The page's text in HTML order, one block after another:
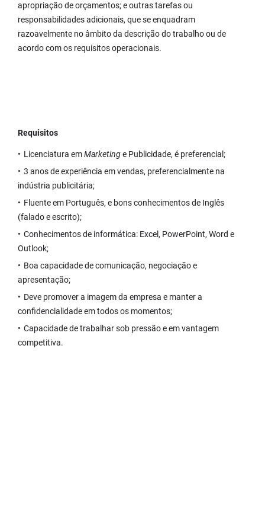
apropriação de orçamentos; e outras tarefas ou
responsabilidades adicionais, que se enquadram
razoavelmente no âmbito da descrição do trabalho ou de
acordo com os requisitos operacionais.
Requisitos
Licenciatura emMarketinge Publicidade, é preferencial;
3 anos de experiência em vendas, preferencialmente na
indústria publicitária;
Fluente em Português, e bons conhecimentos de Inglês
(falado e escrito);
Conhecimentos de informática: Excel, PowerPoint, Word e
Outlook;
Boa capacidade de comunicação, negociação e
apresentação;
Deve promover a imagem da empresa e manter a
confidencialidade em todos os momentos;
Capacidade de trabalhar sob pressão e em vantagem
competitiva.